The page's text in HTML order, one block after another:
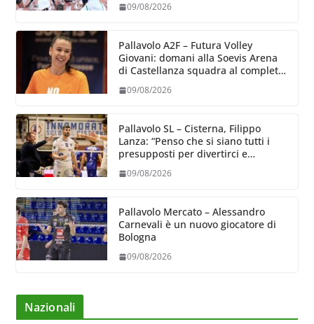
09/08/2026
Pallavolo A2F – Futura Volley
Giovani: domani alla Soevis Arena
di Castellanza squadra al completo
09/08/2026
Pallavolo SL – Cisterna, Filippo
Lanza: “Penso che si siano tutti i
presupposti per divertirci e
sappia divertire”
09/08/2026
Pallavolo Mercato – Alessandro
Carnevali è un nuovo giocatore di
Bologna
09/08/2026
Nazionali